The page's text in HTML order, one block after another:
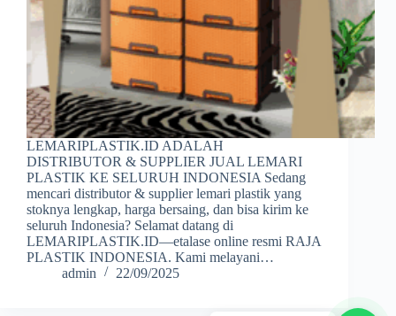
LEMARIPLASTIK.ID ADALAH
DISTRIBUTOR & SUPPLIER JUAL LEMARI
PLASTIK KE SELURUH INDONESIA Sedang
mencari distributor & supplier lemari plastik yang
stoknya lengkap, harga bersaing, dan bisa kirim ke
seluruh Indonesia? Selamat datang di
LEMARIPLASTIK.ID—etalase online resmi RAJA
PLASTIK INDONESIA. Kami melayani…
admin
22/09/2025